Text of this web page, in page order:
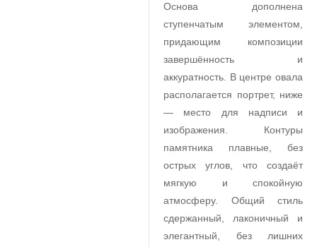
Основа дополнена
ступенчатым элементом,
придающим композиции
завершённость и
аккуратность. В центре овала
располагается портрет, ниже
— место для надписи и
изображения. Контуры
памятника плавные, без
острых углов, что создаёт
мягкую и спокойную
атмосферу. Общий стиль
сдержанный, лаконичный и
элегантный, без лишних